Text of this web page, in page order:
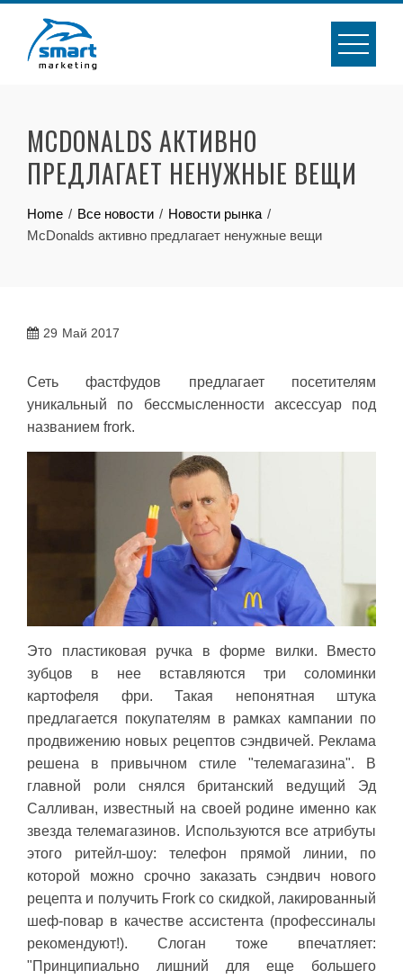
content
MCDONALDS АКТИВНО
ПРЕДЛАГАЕТ НЕНУЖНЫЕ ВЕЩИ
Home Все новости
Новости рынка
McDonalds активно предлагает ненужные вещи
29 Май 2017
Cеть фастфудов предлагает посетителям
уникальный по бессмысленности аксессуар под
названием frork.
Это пластиковая ручка в форме вилки. Вместо
зубцов в нее вставляются три соломинки
картофеля фри. Такая непонятная штука
предлагается покупателям в рамках кампании по
продвижению новых рецептов сэндвичей. Реклама
решена в привычном стиле "телемагазина". В
главной роли снялся британский ведущий Эд
Салливан, известный на своей родине именно как
звезда телемагазинов. Используются все атрибуты
этого ритейл-шоу: телефон прямой линии, по
которой можно срочно заказать сэндвич нового
рецепта и получить Frork со скидкой, лакированный
шеф-повар в качестве ассистента (профессиналы
рекомендуют!). Слоган тоже впечатляет:
"Принципиально лишний для еще большего